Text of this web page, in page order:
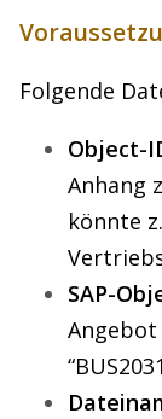
Folgende
Object-
Anhang
könnte
SAP-
Angebot